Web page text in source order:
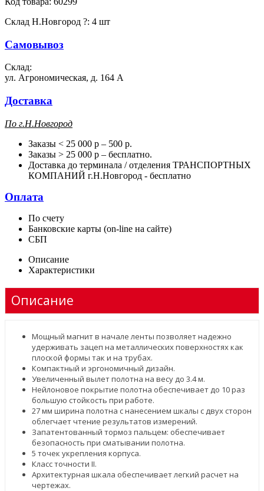
Склад Н.Новгород ?: 4 шт
Самовывоз
Склад:
ул. Агрономическая, д. 164 А
Доставка
По г.Н.Новгород
Заказы < 25 000 р – 500 р.
Заказы > 25 000 р – бесплатно.
Доставка до терминала / отделения ТРАНСПОРТНЫХ
КОМПАНИЙ г.Н.Новгород - бесплатно
Оплата
По счету
Банковские карты (on-line на сайте)
СБП
Описание
Характеристики
Описание
Мощный магнит в начале ленты позволяет надежно
удерживать зацеп на металлических поверхностях как
плоской формы так и на трубах.
Компактный и эргономичный дизайн.
Увеличенный вылет полотна на весу до 3.4 м.
Нейлоновое покрытие полотна обеспечивает до 10 раз
большую стойкость при работе.
27 мм ширина полотна с нанесением шкалы с двух сторон
облегчает чтение результатов измерений.
Запатентованный тормоз пальцем: обеспечивает
безопасность при сматывании полотна.
5 точек укрепления корпуса.
Класс точности II.
Архитектурная шкала обеспечивает легкий расчет на
чертежах.